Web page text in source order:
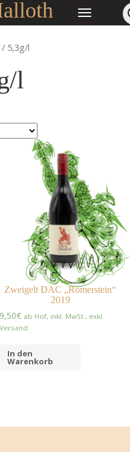
5,3g/l
l
Zweigelt DAC „Römerstein“
2019
9,50€ ab Hof, inkl. MwSt., exkl.
Versand
In den
Warenkorb